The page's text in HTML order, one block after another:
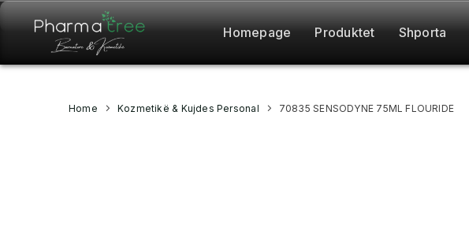
Homepage Produktet Shporta
Home Kozmetikë & Kujdes Personal 70835 SENSODYNE 75ML FLOURIDE